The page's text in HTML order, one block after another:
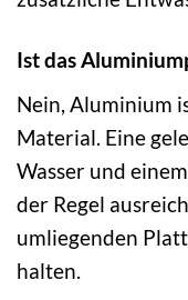
Ist das
Nein, Aluminium
Material. Eine
Wasser und
der Regel
umliegenden
halten.